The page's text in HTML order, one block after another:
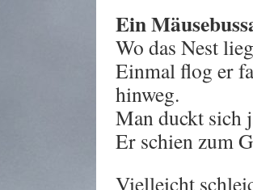
Ein
Wo das Nest
Einmal flog er
hinweg.
Man duckt sich
Er schien zum
Vielleicht